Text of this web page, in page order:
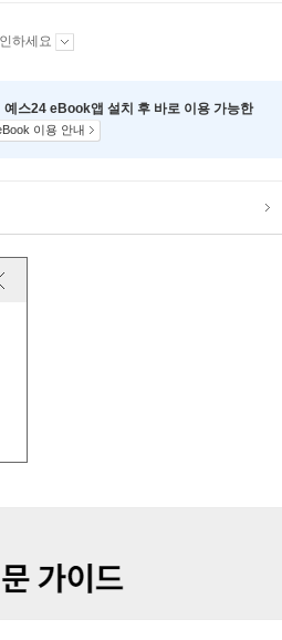
하세요
예스24 eBook앱 설치 후 바로 이용 가능한
이용 안내